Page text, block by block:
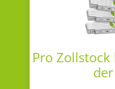
Pro Zollstock